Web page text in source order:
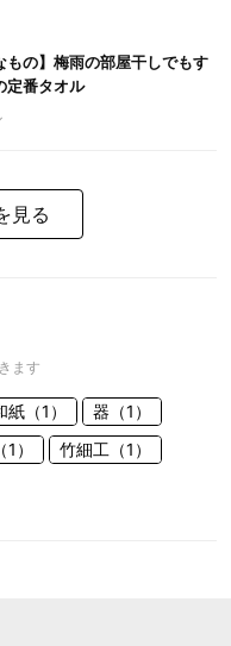
もの】梅雨の部屋干しでもす
定番タオル
見る
ます
紙（1）
器（1）
）
竹細工（1）